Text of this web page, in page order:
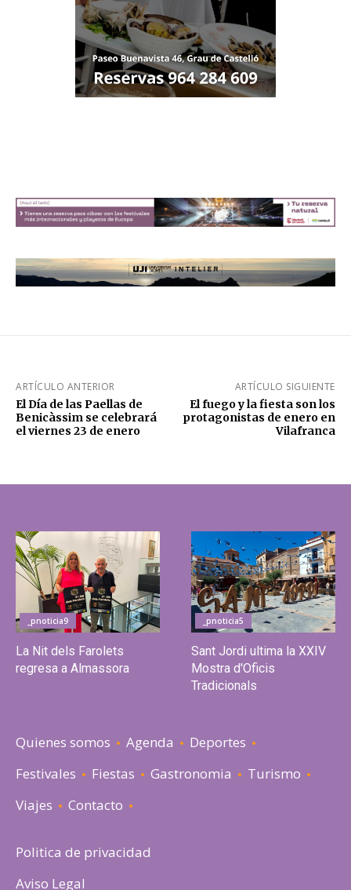
ARTÍCULO ANTERIOR
El Día de las Paellas de
Benicàssim se celebrará
el viernes 23 de enero
ARTÍCULO SIGUIENTE
El fuego y la fiesta son los
protagonistas de enero en
Vilafranca
_pnoticia9
La Nit dels Farolets
regresa a Almassora
_pnoticia5
Sant Jordi ultima la XXIV
Mostra d'Oficis
Tradicionals
Quienes somos Agenda
Deportes
Festivales
Fiestas Gastronomia
Turismo
Viajes
Contacto
Politica de privacidad
Aviso Legal